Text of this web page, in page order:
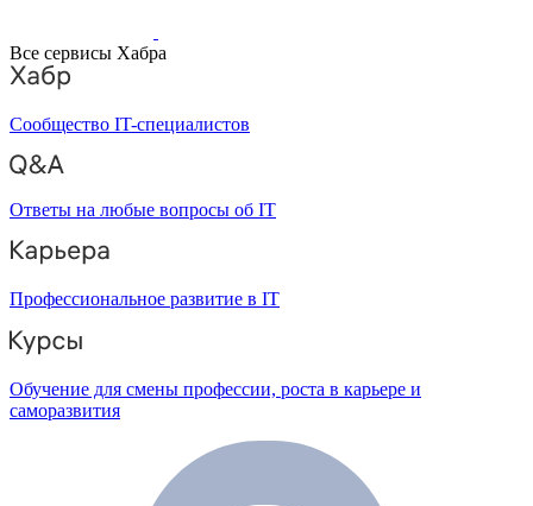
Все сервисы Хабра
Сообщество IT-специалистов
Ответы на любые вопросы об IT
Профессиональное развитие в IT
Обучение для смены профессии, роста в карьере и
саморазвития